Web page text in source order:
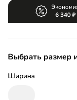
6 340
Выбрать размер
Ширина